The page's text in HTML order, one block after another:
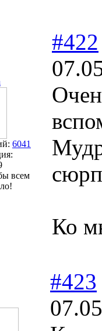
6041
всем
#422
Ко
#423